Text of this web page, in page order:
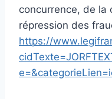
concurrence, de la
répression des
https://